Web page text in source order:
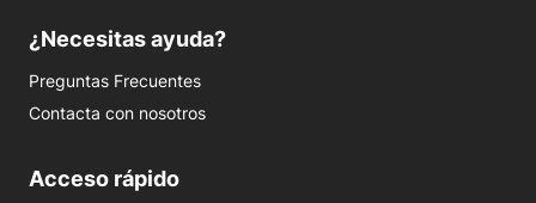
¿Necesitas ayuda?
Preguntas Frecuentes
Contacta con nosotros
Acceso rápido